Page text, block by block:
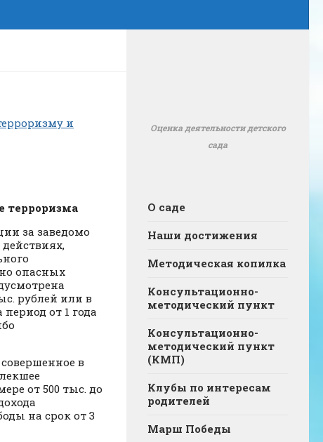
и
терроризма
за заведомо
опасных
рублей или в
от 1 года
в
от 500 тыс. до
на срок от 3
Оценка деятельности детского
сада
О саде
Наши достижения
Методическая копилка
Консультационно-
методический пункт
Консультационно-
методический пункт
(КМП)
Клубы по интересам
родителей
Марш Победы